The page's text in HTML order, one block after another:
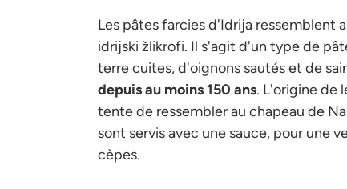
Les pâtes farcies d'Idrija ressemblent
idrijski žlikrofi. Il s'agit d'un type de
terre cuites, d'oignons sautés et de
depuis au moins 150 ans. L'origine de
tente de ressembler au chapeau de
sont servis avec une sauce, pour une
cèpes.